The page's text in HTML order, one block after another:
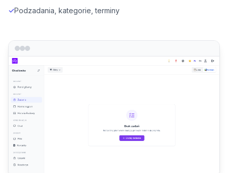
✓Podzadania, kategorie, terminy